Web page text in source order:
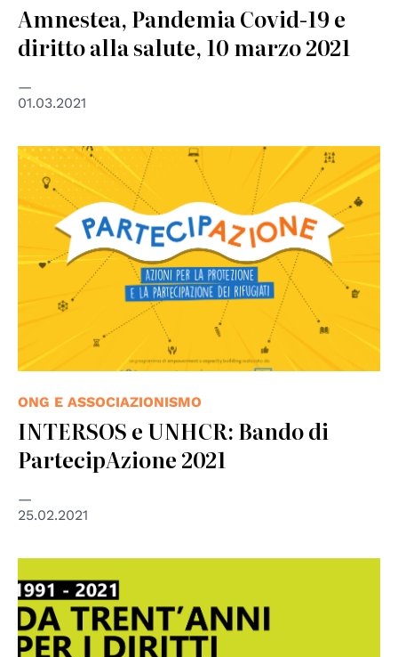
Amnestea, Pandemia Covid-19 e
diritto alla salute, 10 marzo 2021
01.03.2021
ONG E ASSOCIAZIONISMO
INTERSOS e UNHCR: Bando di
PartecipAzione 2021
25.02.2021